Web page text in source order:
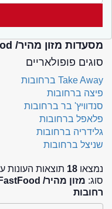
מסעדות מזון מהיר/ FastFood ברחובות
סוגים פופולאריים
Take Away ברחובות
פיצה ברחובות
סנדוויץ' בר ברחובות
פלאפל ברחובות
גלידריה ברחובות
שניצל ברחובות
נמצאו 18 תוצאות העונות
סוג: מזון מהיר/ FastFood
רחובות